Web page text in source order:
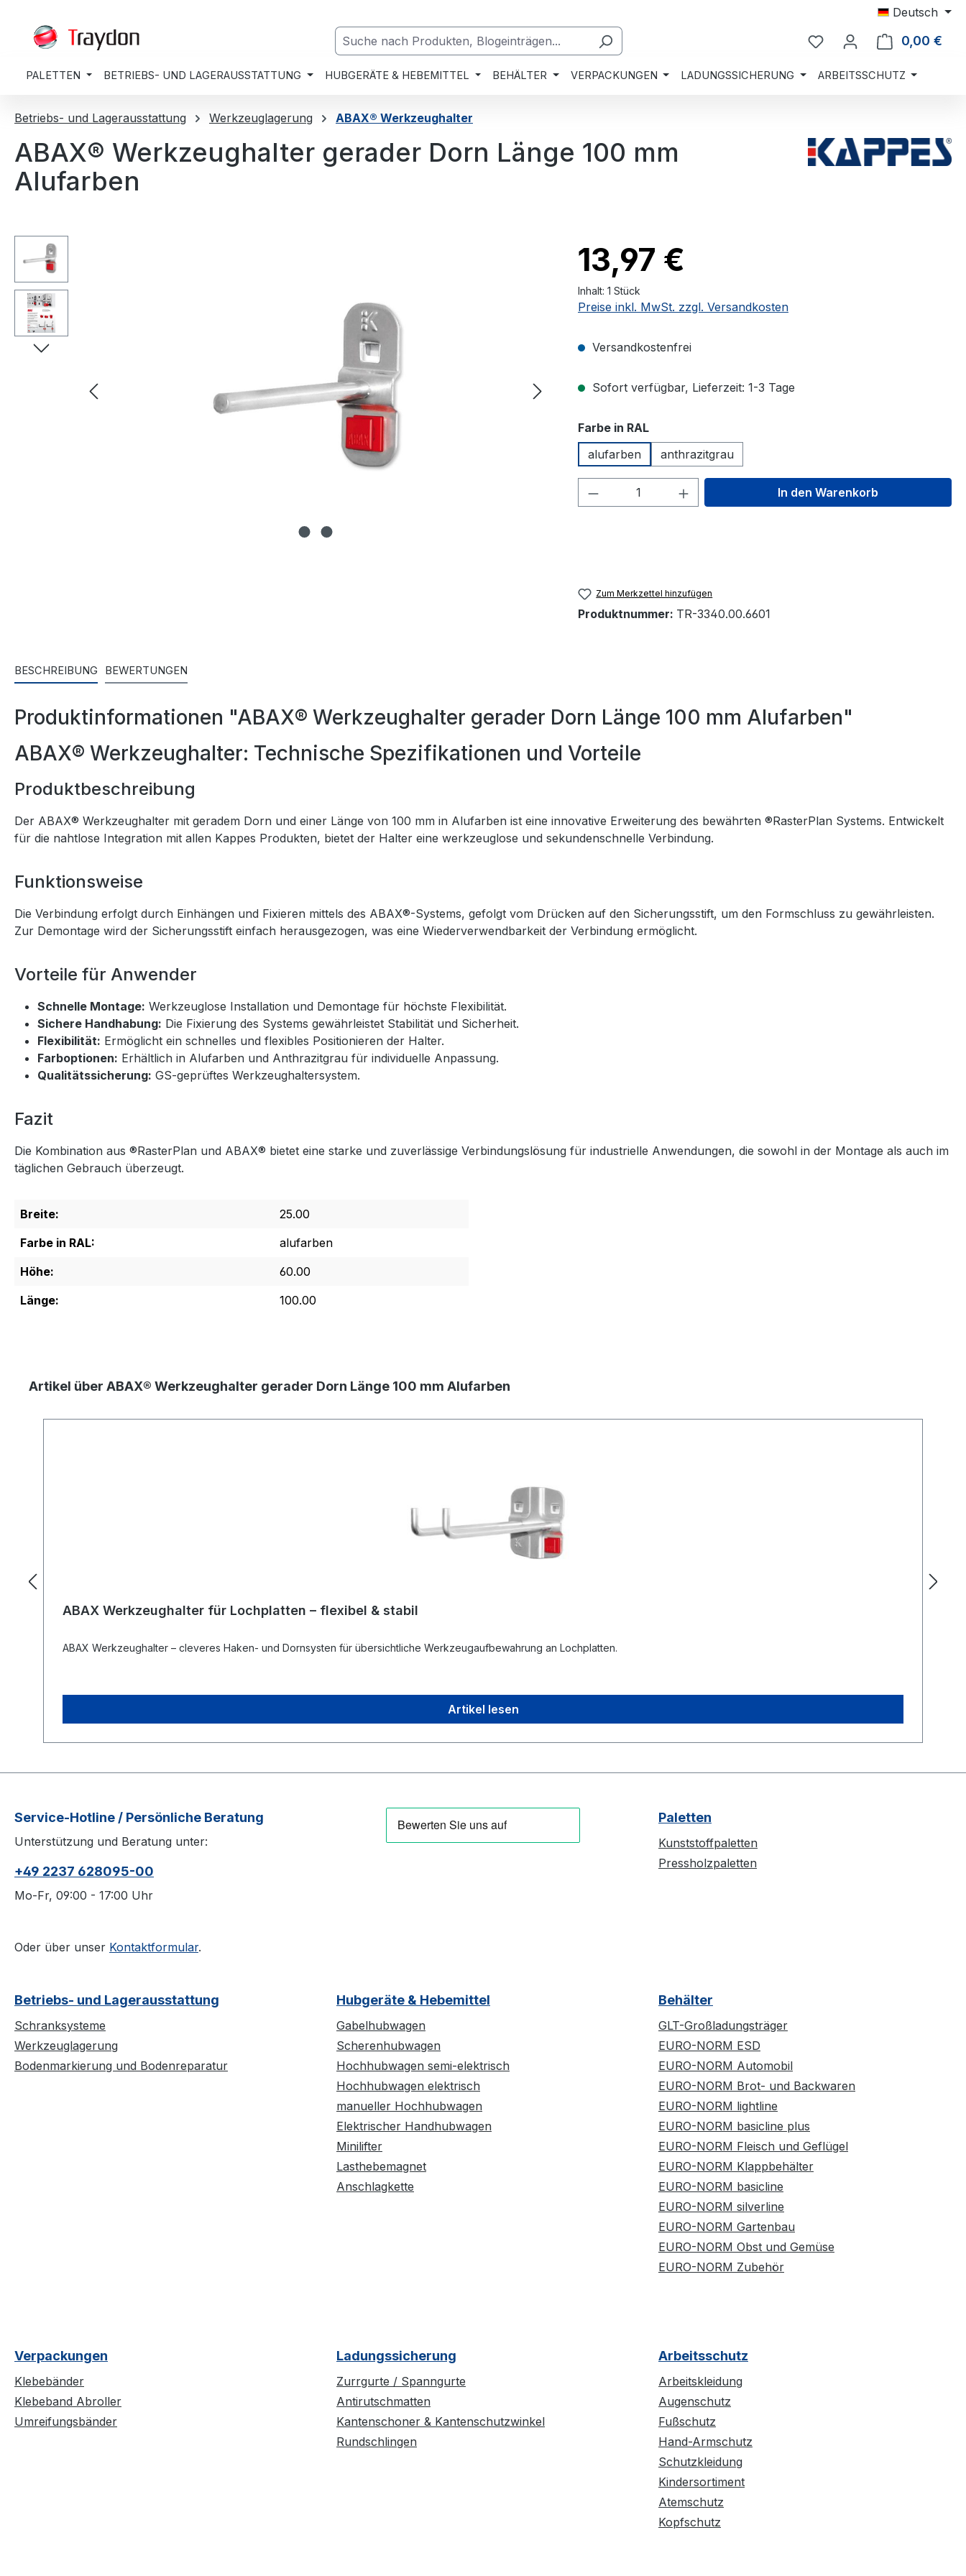
Deutsch
0,00 €
PALETTEN BETRIEBS- UND LAGERAUSSTATTUNG HUBGERÄTE & HEBEMITTEL BEHÄLTER VERPACKUNGEN LADUNGSSICHERUNG ARBEITSSCHUTZ
Betriebs- und Lagerausstattung Werkzeuglagerung ABAX® Werkzeughalter
ABAX® Werkzeughalter gerader Dorn Länge 100 mm
Alufarben
Bildergalerie überspringen 13,97 €
Inhalt: 1 Stück
Preise inkl. MwSt. zzgl. Versandkosten
Versandkostenfrei
Sofort verfügbar, Lieferzeit: 1-3 Tage
Farbe in RALauswählen
alufarben
anthrazitgrau
Produkt Anzahl: Gib den gewünschten Wert
In den Warenkorb
Zum Merkzettel hinzufügen
Produktnummer: TR-3340.00.6601
BESCHREIBUNG BEWERTUNGEN
Produktinformationen "ABAX® Werkzeughalter gerader Dorn Länge 100 mm Alufarben"
ABAX® Werkzeughalter: Technische Spezifikationen und Vorteile
Produktbeschreibung
Der ABAX® Werkzeughalter mit geradem Dorn und einer Länge von 100 mm in Alufarben ist eine innovative Erweiterung des bewährten ®RasterPlan Systems. Entwickelt
für die nahtlose Integration mit allen Kappes Produkten, bietet der Halter eine werkzeuglose und sekundenschnelle Verbindung.
Funktionsweise
Die Verbindung erfolgt durch Einhängen und Fixieren mittels des ABAX®-Systems, gefolgt vom Drücken auf den Sicherungsstift, um den Formschluss zu gewährleisten.
Zur Demontage wird der Sicherungsstift einfach herausgezogen, was eine Wiederverwendbarkeit der Verbindung ermöglicht.
Vorteile für Anwender
Schnelle Montage: Werkzeuglose Installation und Demontage für höchste Flexibilität.
Sichere Handhabung: Die Fixierung des Systems gewährleistet Stabilität und Sicherheit.
Flexibilität: Ermöglicht ein schnelles und flexibles Positionieren der Halter.
Farboptionen: Erhältlich in Alufarben und Anthrazitgrau für individuelle Anpassung.
Qualitätssicherung: GS-geprüftes Werkzeughaltersystem.
Fazit
Die Kombination aus ®RasterPlan und ABAX® bietet eine starke und zuverlässige Verbindungslösung für industrielle Anwendungen, die sowohl in der Montage als auch im
täglichen Gebrauch überzeugt.
Breite:
25.00
Farbe in RAL:
alufarben
Höhe:
60.00
Länge:
100.00
Artikel über ABAX® Werkzeughalter gerader Dorn Länge 100 mm Alufarben
ABAX Werkzeughalter für Lochplatten – flexibel & stabil
ABAX Werkzeughalter – cleveres Haken- und Dornsysten für übersichtliche Werkzeugaufbewahrung an Lochplatten.
Artikel lesen
Service-Hotline / Persönliche Beratung
Unterstützung und Beratung unter:
+49 2237 628095-00
Mo-Fr, 09:00 - 17:00 Uhr
Oder über unser Kontaktformular.
Paletten
Kunststoffpaletten
Pressholzpaletten
Betriebs- und Lagerausstattung
Schranksysteme
Werkzeuglagerung
Bodenmarkierung und Bodenreparatur
Hubgeräte & Hebemittel
Gabelhubwagen
Scherenhubwagen
Hochhubwagen semi-elektrisch
Hochhubwagen elektrisch
manueller Hochhubwagen
Elektrischer Handhubwagen
Minilifter
Lasthebemagnet
Anschlagkette
Behälter
GLT-Großladungsträger
EURO-NORM ESD
EURO-NORM Automobil
EURO-NORM Brot- und Backwaren
EURO-NORM lightline
EURO-NORM basicline plus
EURO-NORM Fleisch und Geflügel
EURO-NORM Klappbehälter
EURO-NORM basicline
EURO-NORM silverline
EURO-NORM Gartenbau
EURO-NORM Obst und Gemüse
EURO-NORM Zubehör
Verpackungen
Klebebänder
Klebeband Abroller
Umreifungsbänder
Ladungssicherung
Zurrgurte / Spanngurte
Antirutschmatten
Kantenschoner & Kantenschutzwinkel
Rundschlingen
Arbeitsschutz
Arbeitskleidung
Augenschutz
Fußschutz
Hand-Armschutz
Schutzkleidung
Kindersortiment
Atemschutz
Kopfschutz